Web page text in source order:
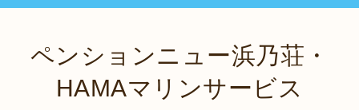
ペンションニュー浜乃荘・
HAMAマリンサービス